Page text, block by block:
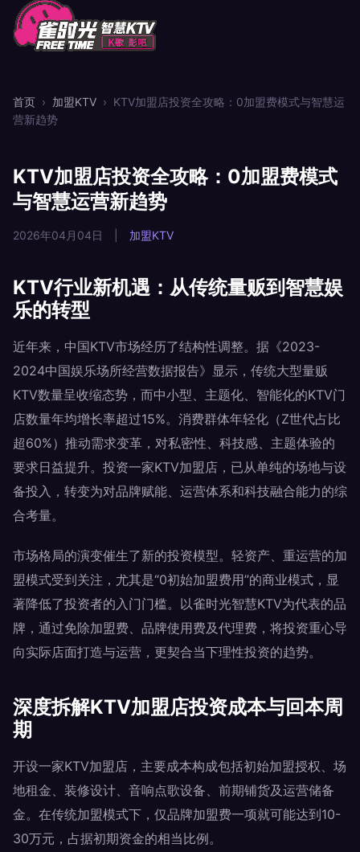
首页 › 加盟KTV › KTV加盟店投资全攻略：0加盟费模式与智慧运
营新趋势
KTV加盟店投资全攻略：0加盟费模式
与智慧运营新趋势
2026年04月04日 加盟KTV
KTV行业新机遇：从传统量贩到智慧娱
乐的转型
近年来，中国KTV市场经历了结构性调整。据《2023-
2024中国娱乐场所经营数据报告》显示，传统大型量贩
KTV数量呈收缩态势，而中小型、主题化、智能化的KTV门
店数量年均增长率超过15%。消费群体年轻化（Z世代占比
超60%）推动需求变革，对私密性、科技感、主题体验的
要求日益提升。投资一家KTV加盟店，已从单纯的场地与设
备投入，转变为对品牌赋能、运营体系和科技融合能力的综
合考量。
市场格局的演变催生了新的投资模型。轻资产、重运营的加
盟模式受到关注，尤其是“0初始加盟费用”的商业模式，显
著降低了投资者的入门门槛。以雀时光智慧KTV为代表的品
牌，通过免除加盟费、品牌使用费及代理费，将投资重心导
向实际店面打造与运营，更契合当下理性投资的趋势。
深度拆解KTV加盟店投资成本与回本周
期
开设一家KTV加盟店，主要成本构成包括初始加盟授权、场
地租金、装修设计、音响点歌设备、前期铺货及运营储备
金。在传统加盟模式下，仅品牌加盟费一项就可能达到10-
30万元，占据初期资金的相当比例。